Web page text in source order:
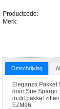
Productcode:
Merk:
Omschrijving
Eleganza Pakket
door Sue Spargo ;
in dit pakket
EZM96